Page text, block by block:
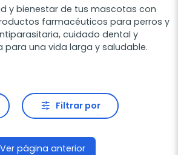
y bienestar de tus mascotas con
farmacéuticos para perros y
cuidado dental y
para una vida larga y saludable.
Filtrar por
Ver página anterior